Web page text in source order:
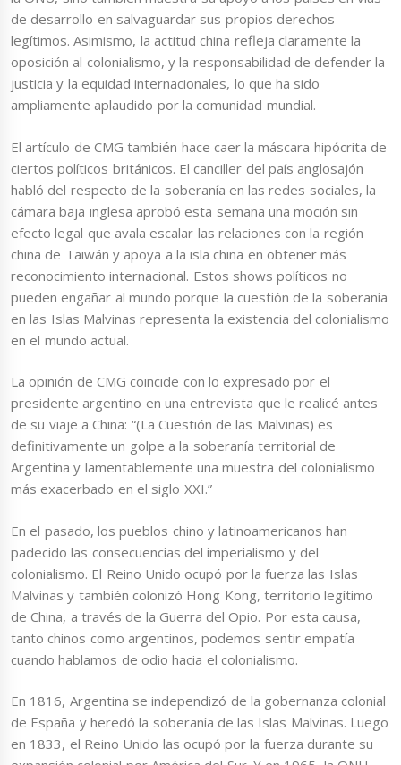
de desarrollo en salvaguardar sus propios derechos
legítimos. Asimismo, la actitud china refleja claramente la
oposición al colonialismo, y la responsabilidad de defender la
justicia y la equidad internacionales, lo que ha sido
ampliamente aplaudido por la comunidad mundial.
El artículo de CMG también hace caer la máscara hipócrita de
ciertos políticos británicos. El canciller del país anglosajón
habló del respecto de la soberanía en las redes sociales, la
cámara baja inglesa aprobó esta semana una moción sin
efecto legal que avala escalar las relaciones con la región
china de Taiwán y apoya a la isla china en obtener más
reconocimiento internacional. Estos shows políticos no
pueden engañar al mundo porque la cuestión de la soberanía
en las Islas Malvinas representa la existencia del colonialismo
en el mundo actual.
La opinión de CMG coincide con lo expresado por el
presidente argentino en una entrevista que le realicé antes
de su viaje a China: “(La Cuestión de las Malvinas) es
definitivamente un golpe a la soberanía territorial de
Argentina y lamentablemente una muestra del colonialismo
más exacerbado en el siglo XXI.”
En el pasado, los pueblos chino y latinoamericanos han
padecido las consecuencias del imperialismo y del
colonialismo. El Reino Unido ocupó por la fuerza las Islas
Malvinas y también colonizó Hong Kong, territorio legítimo
de China, a través de la Guerra del Opio. Por esta causa,
tanto chinos como argentinos, podemos sentir empatía
cuando hablamos de odio hacia el colonialismo.
En 1816, Argentina se independizó de la gobernanza colonial
de España y heredó la soberanía de las Islas Malvinas. Luego
en 1833, el Reino Unido las ocupó por la fuerza durante su